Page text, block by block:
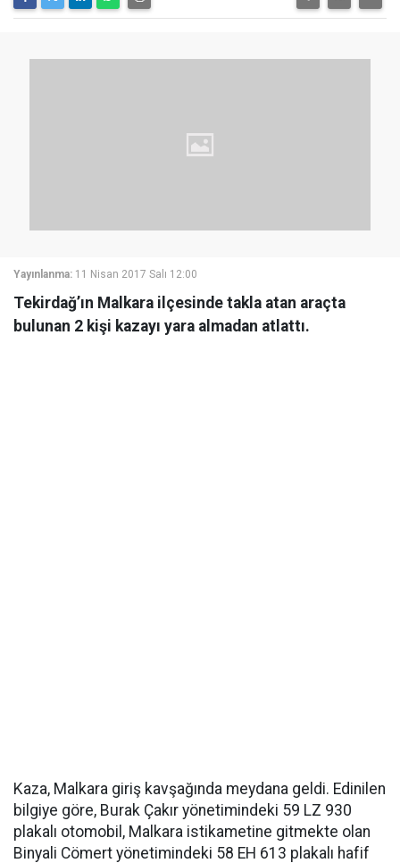
Yayınlanma: 11 Nisan 2017 Salı 12:00
Tekirdağ’ın Malkara ilçesinde takla atan araçta
bulunan 2 kişi kazayı yara almadan atlattı.
Kaza, Malkara giriş kavşağında meydana geldi. Edinilen
bilgiye göre, Burak Çakır yönetimindeki 59 LZ 930
plakalı otomobil, Malkara istikametine gitmekte olan
Binyali Cömert yönetimindeki 58 EH 613 plakalı hafif